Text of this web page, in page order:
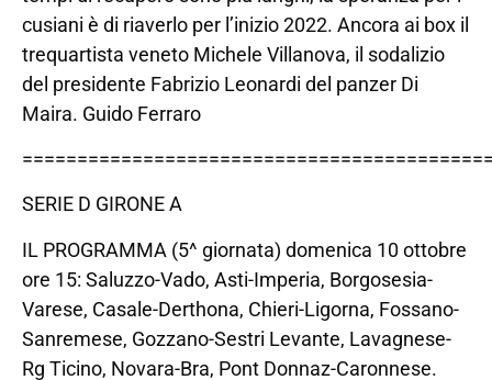
cusiani è di riaverlo per l’inizio 2022. Ancora ai box il
trequartista veneto Michele Villanova, il sodalizio
del presidente Fabrizio Leonardi del panzer Di
Maira. Guido Ferraro
SERIE D GIRONE A
IL PROGRAMMA (5^ giornata) domenica 10 ottobre
ore 15: Saluzzo-Vado, Asti-Imperia, Borgosesia-
Varese, Casale-Derthona, Chieri-Ligorna, Fossano-
Sanremese, Gozzano-Sestri Levante, Lavagnese-
Rg Ticino, Novara-Bra, Pont Donnaz-Caronnese.